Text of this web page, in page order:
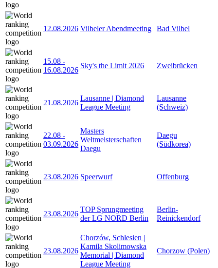
12.08.2026 Vilbeler Abendmeeting Bad Vilbel
15.08 -
16.08.2026
Sky's the Limit 2026 Zweibrücken
21.08.2026
Lausanne | Diamond
League Meeting
Lausanne
(Schweiz)
22.08 -
03.09.2026
Masters
Weltmeisterschaften
Daegu
Daegu
(Südkorea)
23.08.2026 Speerwurf Offenburg
23.08.2026
TOP Sprungmeeting
der LG NORD Berlin
Berlin-
Reinickendorf
23.08.2026
Chorzów, Schlesien |
Kamila Skolimowska
Memorial | Diamond
League Meeting
Chorzow (Polen)